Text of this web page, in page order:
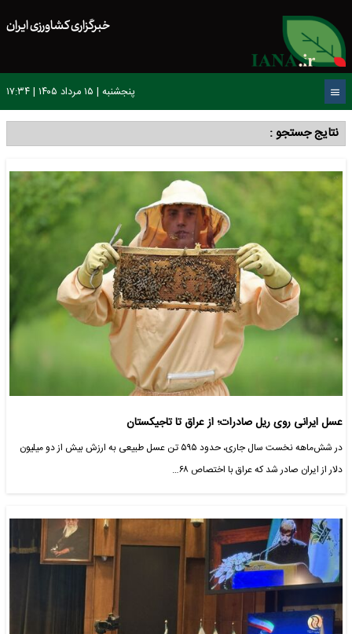
خبرگزاری کشاورزی ایران
پنجشنبه | ۱۵ مرداد ۱۴۰۵ | ۱۷:۳۴
نتایج جستجو :
عسل ایرانی روی ریل صادرات؛ از عراق تا تاجیکستان
در شش‌ماهه نخست سال جاری، حدود ۵۹۵ تن عسل طبیعی به ارزش بیش از دو میلیون
دلار از ایران صادر شد که عراق با اختصاص ۶۸…